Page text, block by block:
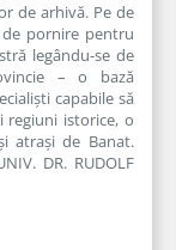
de arhivă. Pe de
pornire pentru
legându-se de
– o bază
capabile să
regiuni istorice, o
atrași de Banat.
DR. RUDOLF